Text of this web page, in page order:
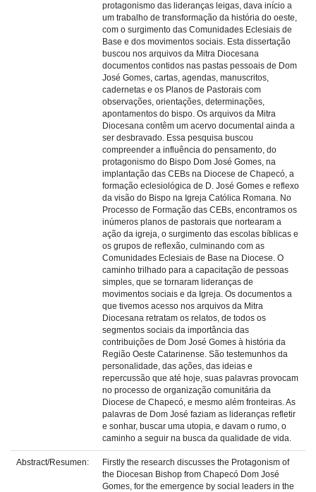
protagonismo das lideranças leigas, dava início a
um trabalho de transformação da história do oeste,
com o surgimento das Comunidades Eclesiais de
Base e dos movimentos sociais. Esta dissertação
buscou nos arquivos da Mitra Diocesana
documentos contidos nas pastas pessoais de Dom
José Gomes, cartas, agendas, manuscritos,
cadernetas e os Planos de Pastorais com
observações, orientações, determinações,
apontamentos do bispo. Os arquivos da Mitra
Diocesana contêm um acervo documental ainda a
ser desbravado. Essa pesquisa buscou
compreender a influência do pensamento, do
protagonismo do Bispo Dom José Gomes, na
implantação das CEBs na Diocese de Chapecó, a
formação eclesiológica de D. José Gomes e reflexo
da visão do Bispo na Igreja Católica Romana. No
Processo de Formação das CEBs, encontramos os
inúmeros planos de pastorais que nortearam a
ação da igreja, o surgimento das escolas bíblicas e
os grupos de reflexão, culminando com as
Comunidades Eclesiais de Base na Diocese. O
caminho trilhado para a capacitação de pessoas
simples, que se tornaram lideranças de
movimentos sociais e da Igreja. Os documentos a
que tivemos acesso nos arquivos da Mitra
Diocesana retratam os relatos, de todos os
segmentos sociais da importância das
contribuições de Dom José Gomes à história da
Região Oeste Catarinense. São testemunhos da
personalidade, das ações, das ideias e
repercussão que até hoje, suas palavras provocam
no processo de organização comunitária da
Diocese de Chapecó, e mesmo além fronteiras. As
palavras de Dom José faziam as lideranças refletir
e sonhar, buscar uma utopia, e davam o rumo, o
caminho a seguir na busca da qualidade de vida.
Abstract/Resumen:
Firstly the research discusses the Protagonism of
the Diocesan Bishop from Chapecó Dom José
Gomes, for the emergence by social leaders in the